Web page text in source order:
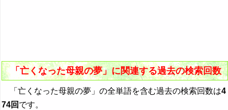
「亡くなった母親の夢」に関連する過去の検索回数
「亡くなった母親の夢」の全単語を含む過去の検索回数は4
74回 です。